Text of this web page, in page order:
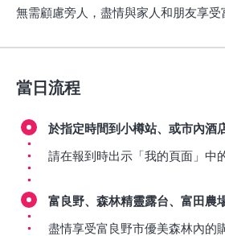
無需顧慮旁人，盡情與家人和朋友享受
當日流程
於指定時間到小樽站、或市內酒
請在報到時出示「我的頁面」中
富良野、森林精靈露台、富田農
盡情享受富良野市優美森林內的